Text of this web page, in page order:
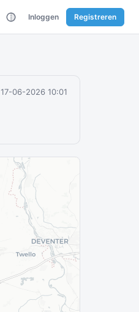
Inloggen Registreren
17-06-2026 10:01